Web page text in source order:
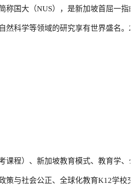
称国大（NUS），是新加坡首屈一指
然科学等领域的研究享有世界盛名。
课程）、新加坡教育模式、教育学、
策与社会公正、全球化教育K12学校